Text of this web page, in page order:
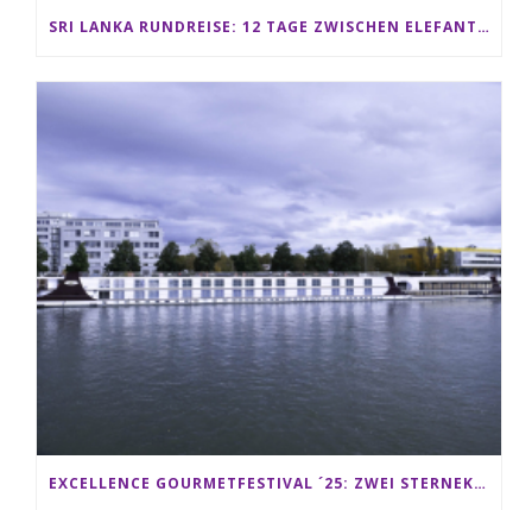
SRI LANKA RUNDREISE: 12 TAGE ZWISCHEN ELEFANTEN, TEEPLANTAGEN & STRAND ALS FAMILIE
EXCELLENCE GOURMETFESTIVAL ´25: ZWEI STERNEKÖCHE ANTONIO GUIDA & DARIO MORESCO VERWÖHNEN IHRE GÄSTE AUF EINER LUXERIÖSEN SCHIFFSREISE